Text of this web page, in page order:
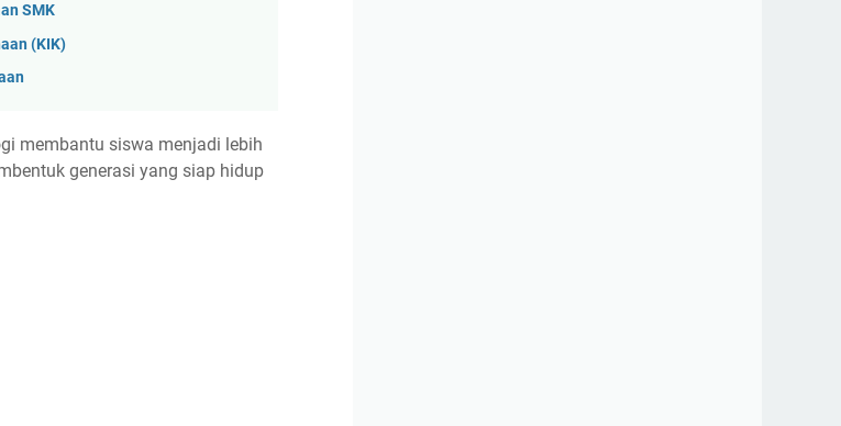
SMK
(KIK)
membantu siswa menjadi lebih
generasi yang siap hidup